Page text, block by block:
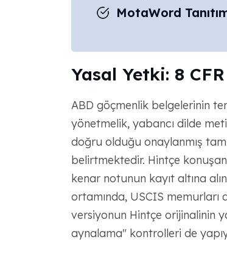
MotaWord
Yasal Yetki: 8
ABD göçmenlik belgelerinin
yönetmelik, yabancı dilde
doğru olduğu onaylanmış
belirtmektedir. Hintçe
kenar notunun kayıt altına
ortamında, USCIS
versiyonun Hintçe orijinalinin
aynalama" kontrolleri de